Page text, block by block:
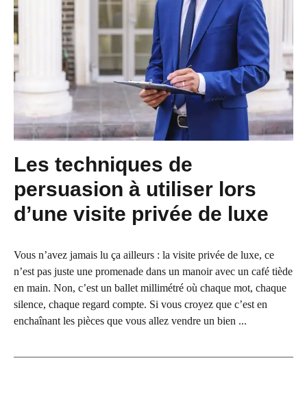
Les techniques de
persuasion à utiliser lors
d’une visite privée de luxe
Vous n’avez jamais lu ça ailleurs : la visite privée de luxe, ce
n’est pas juste une promenade dans un manoir avec un café tiède
en main. Non, c’est un ballet millimétré où chaque mot, chaque
silence, chaque regard compte. Si vous croyez que c’est en
enchaînant les pièces que vous allez vendre un bien ...